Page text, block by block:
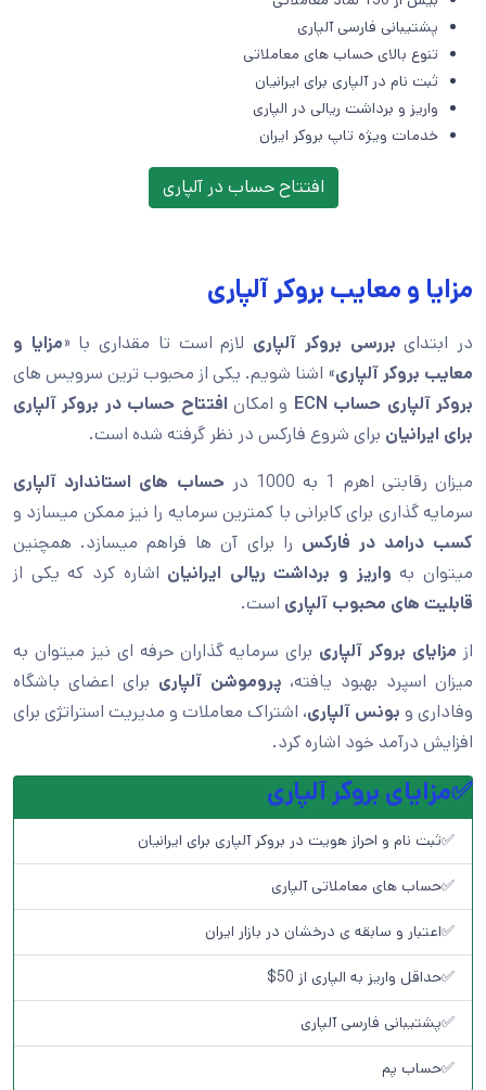
پشتیبانی فارسی آلپاری
تنوع بالای حساب های معاملاتی
ثبت نام در آلپاری برای ایرانیان
واریز و برداشت ریالی در الپاری
خدمات ویژه تاپ بروکر ایران
افتتاح حساب در آلپاری
مزایا و معایب بروکر آلپاری
در ابتدای بررسی بروکر آلپاری لازم است تا مقداری با «مزایا و
معایب بروکر آلپاری» اشنا شویم. یکی از محبوب ترین سرویس های
بروکر آلپاری حساب ECN و امکان افتتاح حساب در بروکر آلپاری
برای ایرانیان برای شروع فارکس در نظر گرفته شده است.
میزان رقابتی اهرم 1 به 1000 در
حساب های استاندارد آلپاری
سرمایه گذاری برای کابرانی با کمترین سرمایه را نیز ممکن میسازد و
کسب درامد در فارکس را برای آن ها فراهم میسازد. همچنین
میتوان به واریز و برداشت ریالی ایرانیان اشاره کرد که یکی از
قابلیت های محبوب آلپاری است.
از مزایای بروکر آلپاری برای سرمایه گذاران حرفه ای نیز میتوان به
میزان اسپرد بهبود یافته، پروموشن آلپاری برای اعضای باشگاه
وفاداری و بونس آلپاری، اشتراک معاملات و مدیریت استراتژی برای
افزایش درآمد خود اشاره کرد.
✅مزایای بروکر آلپاری
✅ثبت نام و احراز هویت در بروکر آلپاری برای ایرانیان
✅حساب های معاملاتی آلپاری
✅اعتبار و سابقه ی درخشان در بازار ایران
✅حداقل واریز به الپاری از 50$
✅پشتیبانی فارسی آلپاری
✅حساب پم